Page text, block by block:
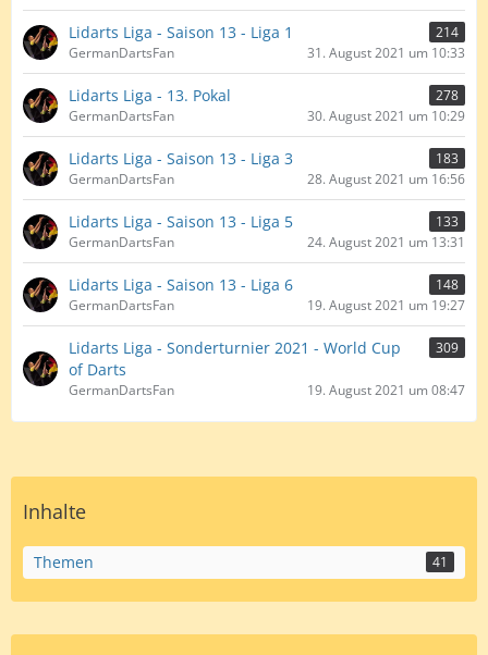
Lidarts Liga - Saison 13 - Liga 1
214
GermanDartsFan
31. August 2021 um 10:33
Lidarts Liga - 13. Pokal
278
GermanDartsFan
30. August 2021 um 10:29
Lidarts Liga - Saison 13 - Liga 3
183
GermanDartsFan
28. August 2021 um 16:56
Lidarts Liga - Saison 13 - Liga 5
133
GermanDartsFan
24. August 2021 um 13:31
Lidarts Liga - Saison 13 - Liga 6
148
GermanDartsFan
19. August 2021 um 19:27
Lidarts Liga - Sonderturnier 2021 - World Cup
of Darts
309
GermanDartsFan 19. August 2021 um 08:47
Inhalte
Themen 41